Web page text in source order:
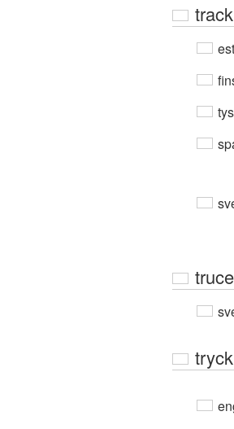
track
truce
tryck